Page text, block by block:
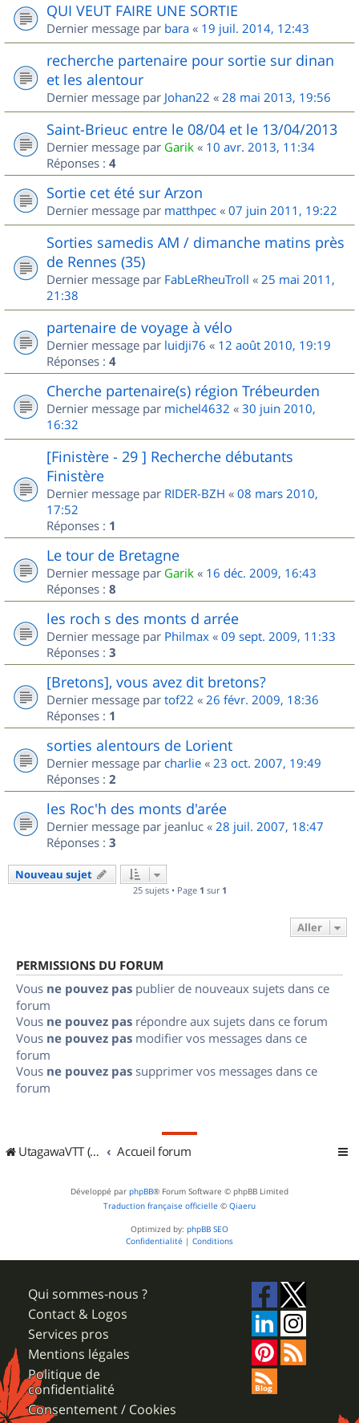
QUI VEUT FAIRE UNE SORTIE
Dernier message par bara « 19 juil. 2014, 12:43
recherche partenaire pour sortie sur dinan
et les alentour
Dernier message par Johan22 « 28 mai 2013, 19:56
Saint-Brieuc entre le 08/04 et le 13/04/2013
Dernier message par Garik « 10 avr. 2013, 11:34
Réponses : 4
Sortie cet été sur Arzon
Dernier message par matthpec « 07 juin 2011, 19:22
Sorties samedis AM / dimanche matins près
de Rennes (35)
Dernier message par FabLeRheuTroll « 25 mai 2011,
21:38
partenaire de voyage à vélo
Dernier message par luidji76 « 12 août 2010, 19:19
Réponses : 4
Cherche partenaire(s) région Trébeurden
Dernier message par michel4632 « 30 juin 2010,
16:32
[Finistère - 29 ] Recherche débutants
Finistère
Dernier message par RIDER-BZH « 08 mars 2010,
17:52
Réponses : 1
Le tour de Bretagne
Dernier message par Garik « 16 déc. 2009, 16:43
Réponses : 8
les roch s des monts d arrée
Dernier message par Philmax « 09 sept. 2009, 11:33
Réponses : 3
[Bretons], vous avez dit bretons?
Dernier message par tof22 « 26 févr. 2009, 18:36
Réponses : 1
sorties alentours de Lorient
Dernier message par charlie « 23 oct. 2007, 19:49
Réponses : 2
les Roc'h des monts d'arée
Dernier message par jeanluc « 28 juil. 2007, 18:47
Réponses : 3
Nouveau sujet
25 sujets • Page 1 sur 1
Aller
PERMISSIONS DU FORUM
Vous ne pouvez pas publier de nouveaux sujets dans ce
forum
Vous ne pouvez pas répondre aux sujets dans ce forum
Vous ne pouvez pas modifier vos messages dans ce
forum
Vous ne pouvez pas supprimer vos messages dans ce
forum
UtagawaVTT (Randos VTT et VTTAE avec traces GPS) Accueil forum
Développé par phpBB® Forum Software © phpBB Limited
Traduction française officielle © Qiaeru
Optimized by: phpBB SEO
Confidentialité | Conditions
Qui sommes-nous ?
Contact & Logos
Services pros
Mentions légales
Politique de
confidentialité
Consentement / Cookies